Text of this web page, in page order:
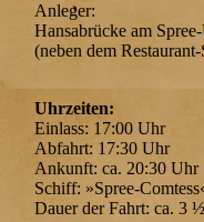
Anleger:
Hansabrücke am
(neben dem
Uhrzeiten:
Einlass: 17:00 Uhr
Abfahrt: 17:30 Uhr
Ankunft: ca. 20:30 Uhr
Schiff: »Spree-
Dauer der Fahrt: ca. 3